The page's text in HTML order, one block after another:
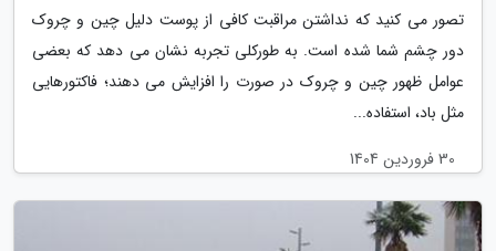
تصور می کنید که نداشتن مراقبت کافی از پوست دلیل چین و چروک
دور چشم شما شده است. به طورکلی تجربه نشان می دهد که بعضی
عوامل ظهور چین و چروک در صورت را افزایش می دهند؛ فاکتورهایی
مثل باد، استفاده...
30 فروردین 1404